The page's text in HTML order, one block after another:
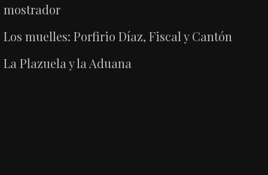
mostrador
Los muelles: Porfirio Díaz, Fiscal y Cantón
La Plazuela y la Aduana